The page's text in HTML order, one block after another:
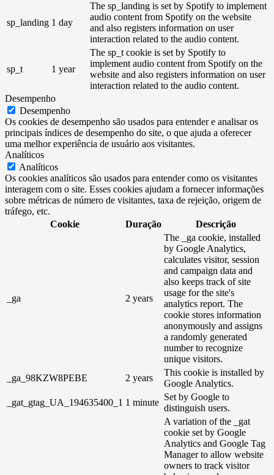
sp_landing 1 day
The sp_landing is set by Spotify to implement
audio content from Spotify on the website
and also registers information on user
interaction related to the audio content.
sp_t 1 year
The sp_t cookie is set by Spotify to
implement audio content from Spotify on the
website and also registers information on user
interaction related to the audio content.
Desempenho
Desempenho
Os cookies de desempenho são usados ​​para entender e analisar os
principais índices de desempenho do site, o que ajuda a oferecer
uma melhor experiência de usuário aos visitantes.
Analíticos
Analíticos
Os cookies analíticos são usados ​​para entender como os visitantes
interagem com o site. Esses cookies ajudam a fornecer informações
sobre métricas de número de visitantes, taxa de rejeição, origem de
tráfego, etc.
Cookie
Duração Descrição
_ga 2 years
The _ga cookie, installed
by Google Analytics,
calculates visitor, session
and campaign data and
also keeps track of site
usage for the site's
analytics report. The
cookie stores information
anonymously and assigns
a randomly generated
number to recognize
unique visitors.
_ga_98KZW8PEBE
2 years
This cookie is installed by
Google Analytics.
_gat_gtag_UA_194635400_1 1 minute
Set by Google to
distinguish users.
A variation of the _gat
cookie set by Google
Analytics and Google Tag
Manager to allow website
owners to track visitor